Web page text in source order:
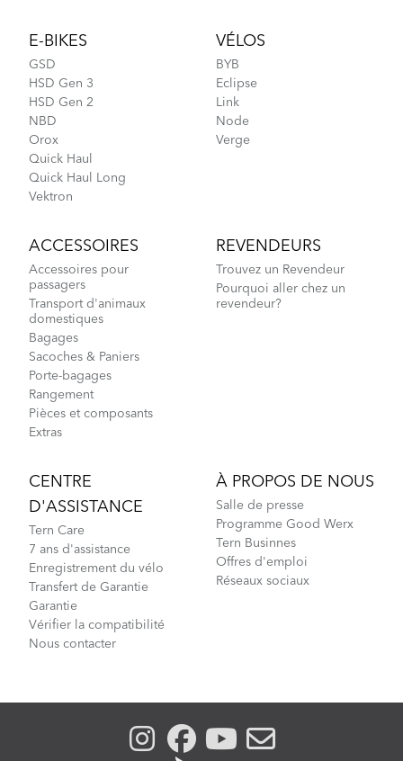
E-BIKES
GSD
HSD Gen 3
HSD Gen 2
NBD
Orox
Quick Haul
Quick Haul Long
Vektron
VÉLOS
BYB
Eclipse
Link
Node
Verge
ACCESSOIRES
Accessoires pour
passagers
Transport d'animaux
domestiques
Bagages
Sacoches & Paniers
Porte-bagages
Rangement
Pièces et composants
Extras
REVENDEURS
Trouvez un Revendeur
Pourquoi aller chez un
revendeur?
CENTRE
D'ASSISTANCE
Tern Care
7 ans d'assistance
Enregistrement du vélo
Transfert de Garantie
Garantie
Vérifier la compatibilité
Nous contacter
À PROPOS DE NOUS
Salle de presse
Programme Good Werx
Tern Businnes
Offres d'emploi
Réseaux sociaux